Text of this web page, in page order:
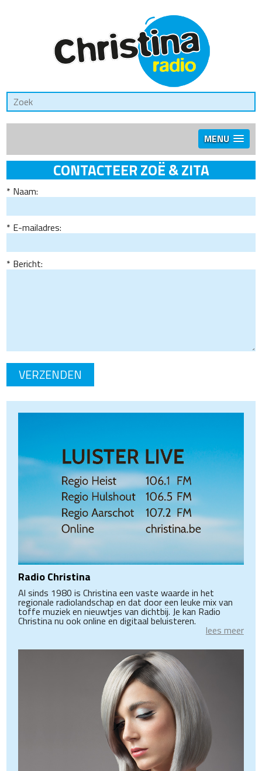
MENU
CONTACTEER ZOË & ZITA
Naam:
E-mailadres:
Bericht:
Radio Christina
Al sinds 1980 is Christina een vaste waarde in het
regionale radiolandschap en dat door een leuke mix van
toffe muziek en nieuwtjes van dichtbij. Je kan Radio
Christina nu ook online en digitaal beluisteren.
lees meer